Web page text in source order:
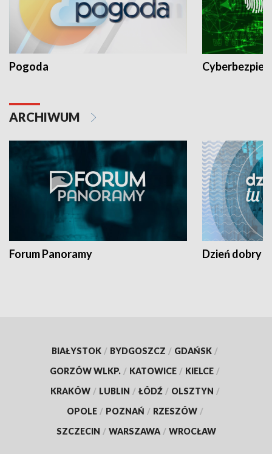
Pogoda
ARCHIWUM
Forum Panoramy Dzień dobry
BIAŁYSTOK / BYDGOSZCZ / GDAŃSK /
GORZÓW WLKP. / KATOWICE / KIELCE /
KRAKÓW / LUBLIN / ŁÓDŹ / OLSZTYN /
OPOLE / POZNAŃ / RZESZÓW /
SZCZECIN / WARSZAWA / WROCŁAW